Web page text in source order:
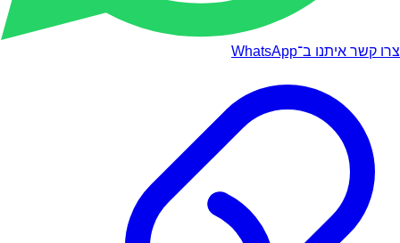
צרו קשר איתנו ב־WhatsApp